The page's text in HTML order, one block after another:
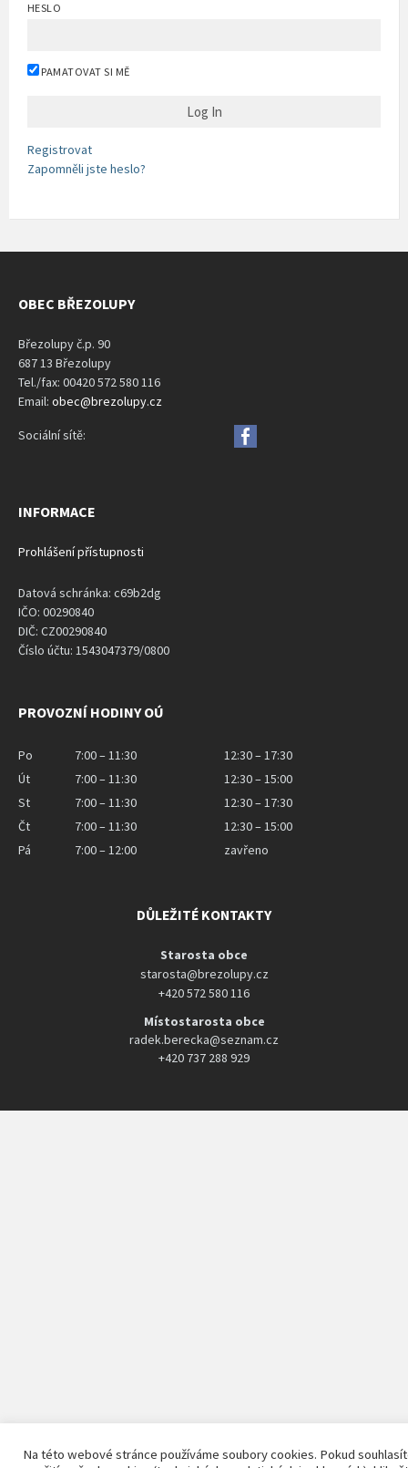
HESLO
PAMATOVAT SI MĚ
Registrovat
Zapomněli jste heslo?
OBEC BŘEZOLUPY
Březolupy č.p. 90
687 13 Březolupy
Tel./fax: 00420 572 580 116
Email: obec@brezolupy.cz
Sociální sítě:
INFORMACE
Prohlášení přístupnosti
Datová schránka: c69b2dg
IČO: 00290840
DIČ: CZ00290840
Číslo účtu: 1543047379/0800
PROVOZNÍ HODINY OÚ
Po 7:00 – 11:30
12:30 – 17:30
Út
7:00 – 11:30
12:30 – 15:00
St
7:00 – 11:30
12:30 – 17:30
Čt
7:00 – 11:30
12:30 – 15:00
Pá
7:00 – 12:00 zavřeno
DŮLEŽITÉ KONTAKTY
Starosta obce
starosta@brezolupy.cz
+420 572 580 116
Místostarosta obce
radek.berecka@seznam.cz
+420 737 288 929
Na této webové stránce používáme soubory cookies. Pokud